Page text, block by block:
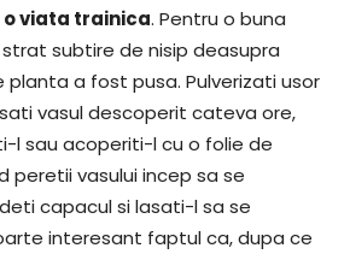
viata trainica. Pentru o buna
subtire de nisip deasupra
planta a fost pusa. Pulverizati usor
vasul descoperit cateva ore,
l sau acoperiti-l cu o folie de
peretii vasului incep sa se
capacul si lasati-l sa se
interesant faptul ca, dupa ce